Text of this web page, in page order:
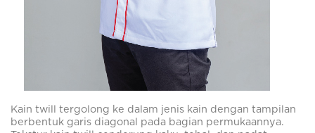
Kain twill tergolong ke dalam jenis kain dengan tampilan
berbentuk garis diagonal pada bagian permukaannya.